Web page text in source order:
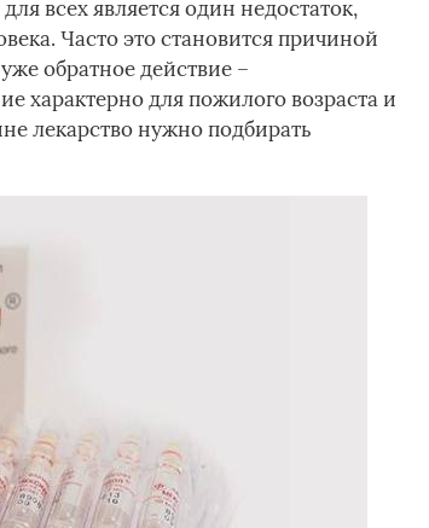
всех является один недостаток,
Часто это становится причиной
обратное действие –
характерно для пожилого возраста и
лекарство нужно подбирать